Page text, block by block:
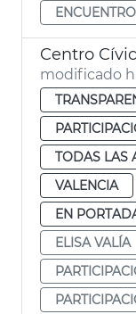
Centro
modificado
TODAS LAS
VALENCIA
EN
ELISA VALÍA